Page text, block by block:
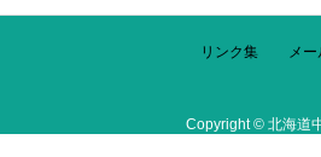
リンク集 メ
Copyright © 北海道